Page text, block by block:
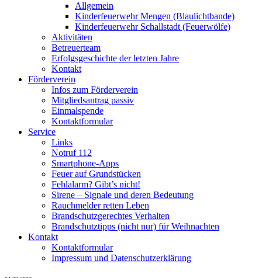
Allgemein
Kinderfeuerwehr Mengen (Blaulichtbande)
Kinderfeuerwehr Schallstadt (Feuerwölfe)
Aktivitäten
Betreuerteam
Erfolgsgeschichte der letzten Jahre
Kontakt
Förderverein
Infos zum Förderverein
Mitgliedsantrag passiv
Einmalspende
Kontaktformular
Service
Links
Notruf 112
Smartphone-Apps
Feuer auf Grundstücken
Fehlalarm? Gibt’s nicht!
Sirene – Signale und deren Bedeutung
Rauchmelder retten Leben
Brandschutzgerechtes Verhalten
Brandschutztipps (nicht nur) für Weihnachten
Kontakt
Kontaktformular
Impressum und Datenschutzerklärung